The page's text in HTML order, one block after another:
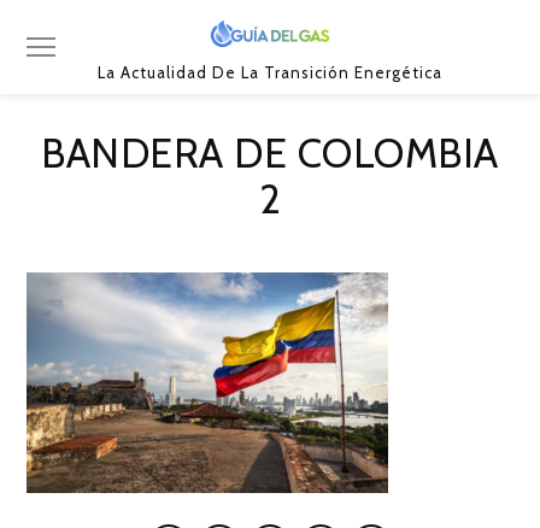
La Actualidad De La Transición Energética
BANDERA DE COLOMBIA
2